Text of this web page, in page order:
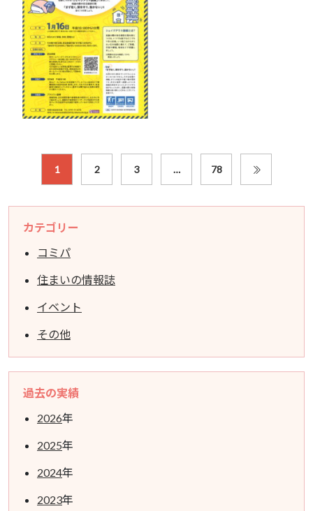
1 2 3 … 78
カテゴリー
コミパ
住まいの情報誌
イベント
その他
過去の実績
2026年
2025年
2024年
2023年